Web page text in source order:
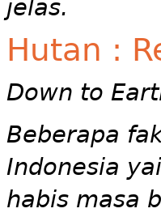
jelas.
Hutan :
Down to
Beberapa
Indonesia
habis masa